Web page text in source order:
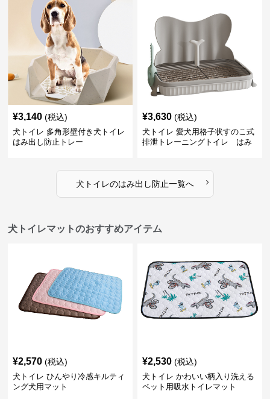
¥3,140 (税込)
犬トイレ 多角形壁付き犬トイレ
はみ出し防止トレー
¥3,630 (税込)
犬トイレ 愛犬用格子状すのこ式
排泄トレーニングトイレ はみ
犬トイレのはみ出し防止一覧へ ›
犬トイレマットのおすすめアイテム
¥2,570 (税込)
犬トイレ ひんやり冷感キルティ
ング犬用マット
¥2,530 (税込)
犬トイレ かわいい柄入り洗える
ペット用吸水トイレマット